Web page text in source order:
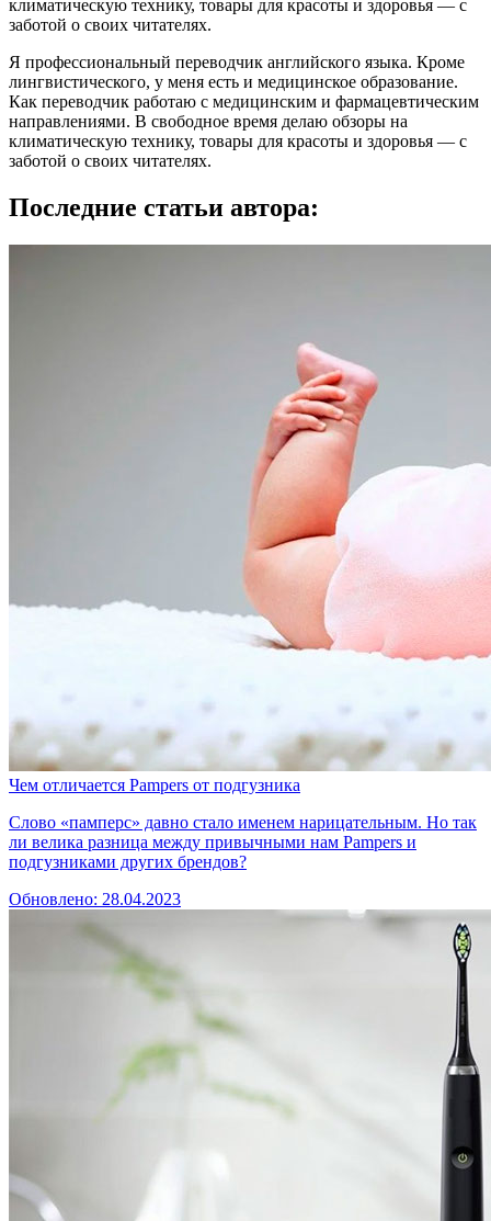
климатическую технику, товары для красоты и здоровья — с
заботой о своих читателях.
Я профессиональный переводчик английского языка. Кроме
лингвистического, у меня есть и медицинское образование.
Как переводчик работаю с медицинским и фармацевтическим
направлениями. В свободное время делаю обзоры на
климатическую технику, товары для красоты и здоровья — с
заботой о своих читателях.
Последние статьи автора:
Чем отличается Pampers от подгузника
Слово «памперс» давно стало именем нарицательным. Но так
ли велика разница между привычными нам Pampers и
подгузниками других брендов?
Обновлено: 28.04.2023